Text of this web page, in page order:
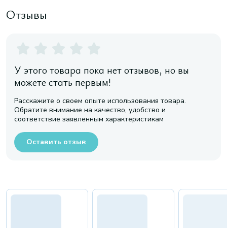
Отзывы
У этого товара пока нет отзывов, но вы
можете стать первым!
Расскажите о своем опыте использования товара.
Обратите внимание на качество, удобство и
соответствие заявленным характеристикам
Оставить отзыв